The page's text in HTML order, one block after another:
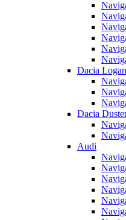
Dacia Logan
Dacia
Audi